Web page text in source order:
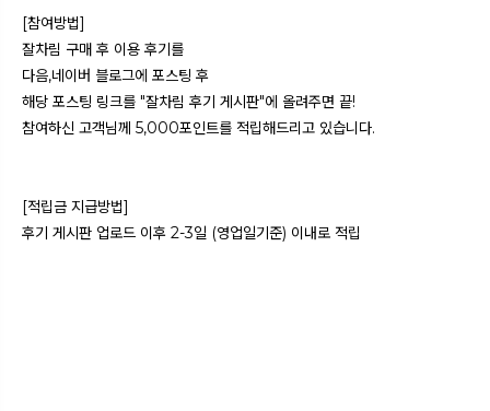
[참여방법]
잘차림 구매 후 이용 후기를
다음,네이버 블로그에 포스팅 후
해당 포스팅 링크를 "잘차림 후기 게시판"에 올려주면 끝!
참여하신 고객님께 5,000포인트를 적립해드리고 있습니다.
[적립금 지급방법]
후기 게시판 업로드 이후 2-3일 (영업일기준) 이내로 적립